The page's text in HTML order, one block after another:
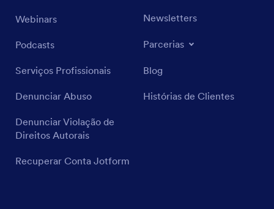
Webinars
Podcasts
Serviços Profissionais
Denunciar Abuso
Denunciar Violação de
Direitos Autorais
Recuperar Conta Jotform
Newsletters
Parcerias
Blog
Histórias de Clientes